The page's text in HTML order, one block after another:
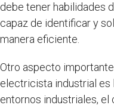
debe tener habilidades
capaz de identificar y
manera eficiente.
Otro aspecto
electricista industrial es
entornos industriales,